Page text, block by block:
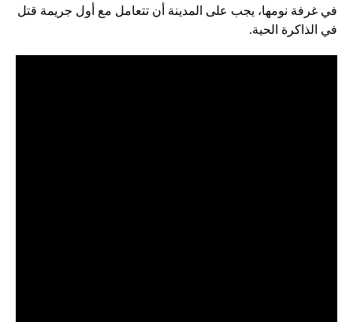
في غرفة نومها، يجب على المدينة أن تتعامل مع أول جريمة قتل
في الذاكرة الحية.